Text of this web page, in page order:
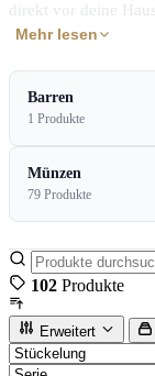
direkt vor deine
Mehr lesen
Barren
1 Produkte
Münzen
79 Produkte
102 Produkte
Erweitert